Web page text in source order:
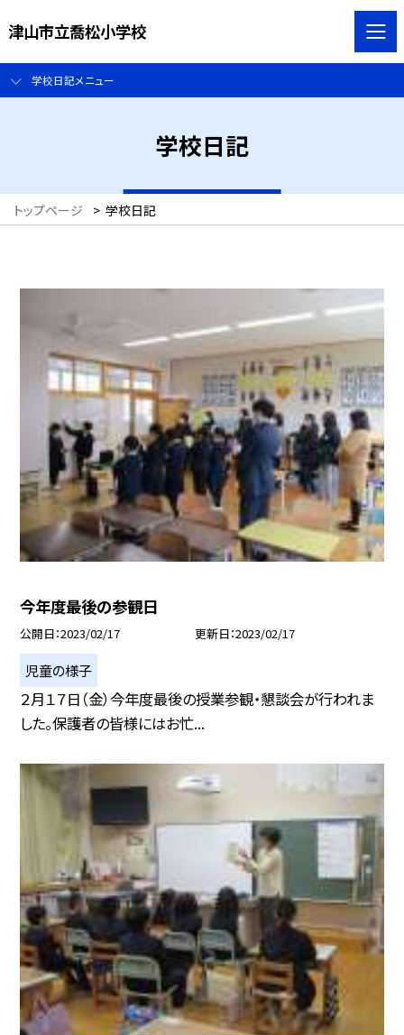
津山市立喬松小学校
学校日記メニュー
学校日記
トップページ > 学校日記
今年度最後の参観日
公開日 2023/02/17 更新日 2023/02/17
児童の様子
２月１７日（金）今年度最後の授業参観・懇談会が行われま
した。保護者の皆様にはお忙...